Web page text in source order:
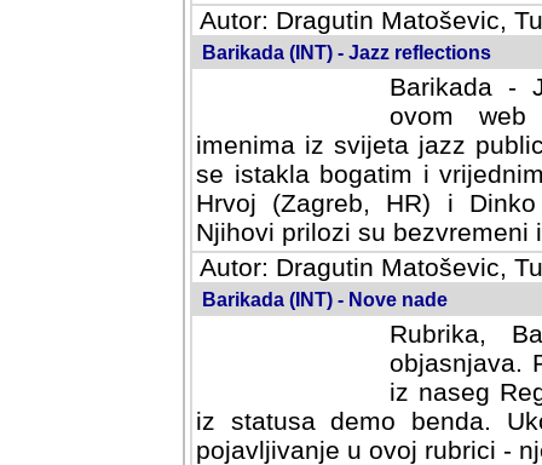
Autor: Dragutin Matoševic,
Barikada (INT) - Jazz reflections
Barikada -
ovom web
imenima iz svijeta jazz
se istakla bogatim i
Hrvoj (Zagreb, HR) i
Njihovi prilozi su bezvremeni
Autor: Dragutin Matoševic,
Barikada (INT) - Nove nade
Rubrika,
objasnjava.
iz naseg
iz statusa demo benda.
pojavljivanje u ovoj rubrici -